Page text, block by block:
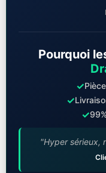
Pourquoi
✓
✓
✓
"Hyper sérieux,